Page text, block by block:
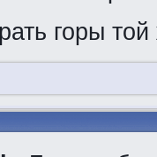
горы